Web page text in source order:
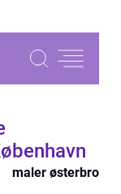
maler østerbro